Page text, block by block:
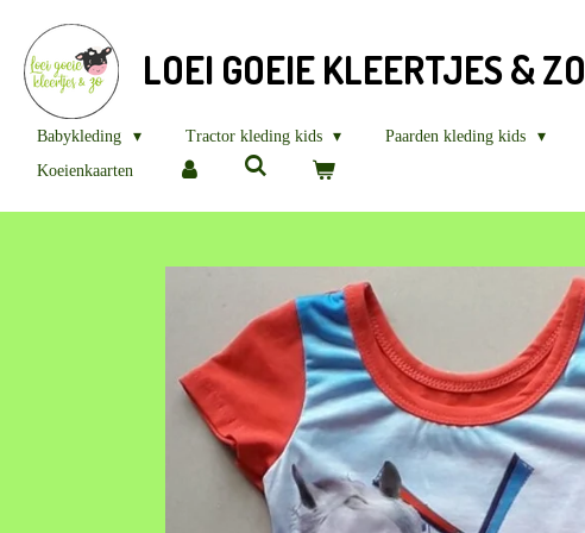
direct
naar
de
hoofdinhoud
LOEI GOEIE KLEERTJES & ZO
Babykleding Tractor kleding kids Paarden kleding kids
Koeienkaarten